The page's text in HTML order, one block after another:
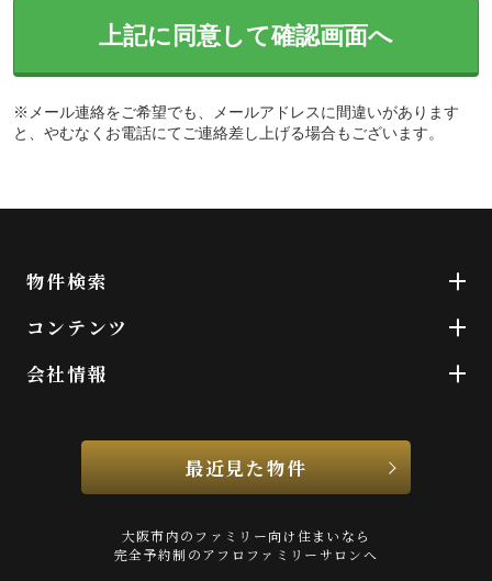
上記に同意して確認画面へ
※メール連絡をご希望でも、メールアドレスに間違いがあります
と、やむなくお電話にてご連絡差し上げる場合もございます。
物件検索
コンテンツ
会社情報
最近見た物件
大阪市内のファミリー向け住まいなら
完全予約制のアフロファミリーサロンへ